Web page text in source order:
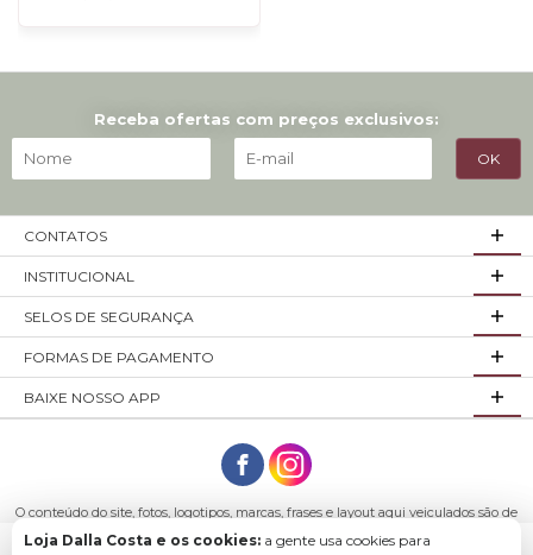
Receba ofertas com preços exclusivos:
CONTATOS
INSTITUCIONAL
SELOS DE SEGURANÇA
FORMAS DE PAGAMENTO
BAIXE NOSSO APP
O conteúdo do site, fotos, logotipos, marcas, frases e layout aqui veiculados são de
propriedade exclusiva da empresa Loja Dalla Costa ou de seus parceiros.
Todos os direitos reservados. Móveis Dalla Costa LTDA - CNPJ: 03.029.980/0001-43
Loja Dalla Costa e os cookies: a gente usa cookies para